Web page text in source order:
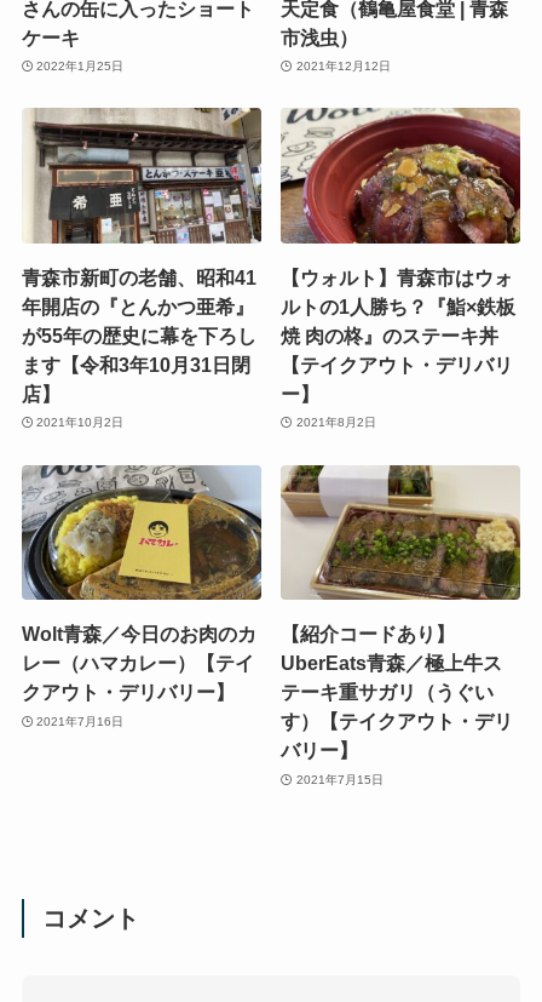
さんの缶に入ったショート
ケーキ
2022年1月25日
天定食（鶴亀屋食堂 | 青森
市浅虫）
2021年12月12日
青森市新町の老舗、昭和41
年開店の『とんかつ亜希』
が55年の歴史に幕を下ろし
ます【令和3年10月31日閉
店】
2021年10月2日
【ウォルト】青森市はウォ
ルトの1人勝ち？『鮨×鉄板
焼 肉の柊』のステーキ丼
【テイクアウト・デリバリ
ー】
2021年8月2日
Wolt青森／今日のお肉のカ
レー（ハマカレー）【テイ
クアウト・デリバリー】
2021年7月16日
【紹介コードあり】
UberEats青森／極上牛ス
テーキ重サガリ（うぐい
す）【テイクアウト・デリ
バリー】
2021年7月15日
コメント